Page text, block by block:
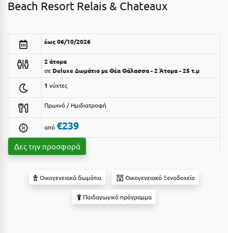
Αργολίδα
Αρκαδία
Αρκίτσα
Αρτέμιδα
Αρχαία Ολυμπία
Αστυπάλαια
Αττική
Κρουαζιέρες
Ενοικιαζόμενα Δωμάτια
Διαμερίσματα
Studios
Beach Resort Relais & Chateaux
έως 06/10/2026
2 άτομα
σε Deluxe Δωμάτιο με Θέα Θάλασσα - 2 Άτομα - 25 τ.μ
1 νύχτες
Πρωινό / Ημιδιατροφή
από €239
Δες την προσφορά
Οικογενειακά δωμάτια Οικογενειακό Ξενοδοχείο
Παιδαγωγικό πρόγραμμα